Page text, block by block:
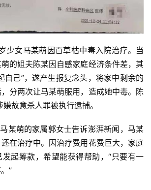
的姐夫陈某因自感家庭经济条件差，其
自己”，遂产生报复念头，将家中剩余的
分两次让马某萌服用，造成她中毒。陈
故意杀人罪被执行逮捕。
在治疗中。因治疗费用花费巨大，家庭
起筹款，希望能获得帮助，“只要有一
”